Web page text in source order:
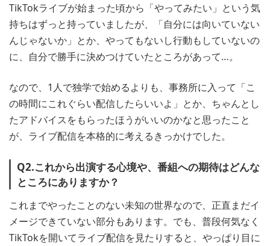
TikTokライブが始まった頃から「やってみたい」という気
持ちはずっと持っていましたが、「自分には向いていない
んじゃないか」とか、やってもないし行動もしていないの
に、自分で勝手に決めつけていたところがあって…。
なので、1人で独学で始めるよりも、事務所に入って「こ
の時間にこれぐらい配信したらいいよ」とか、ちゃんとし
たアドバイスをもらったほうがいいのかなと思ったこと
が、ライブ配信を本格的に考えるきっかけでした。
Q2.これから出演する心境や、番組への期待はどんな
ところにありますか？
これまでやったことのない未知の世界なので、正直まだイ
メージできていない部分もあります。でも、普段何気なく
TikTokを開いてライブ配信を見たりすると、やっぱり目に